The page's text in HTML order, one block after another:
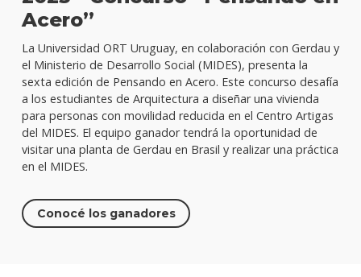
Acero”
La Universidad ORT Uruguay, en colaboración con Gerdau y
el Ministerio de Desarrollo Social (MIDES), presenta la
sexta edición de Pensando en Acero. Este concurso desafía
a los estudiantes de Arquitectura a diseñar una vivienda
para personas con movilidad reducida en el Centro Artigas
del MIDES. El equipo ganador tendrá la oportunidad de
visitar una planta de Gerdau en Brasil y realizar una práctica
en el MIDES.
Conocé los ganadores